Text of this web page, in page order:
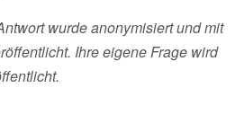
wurde anonymisiert und mit
Ihre eigene Frage wird